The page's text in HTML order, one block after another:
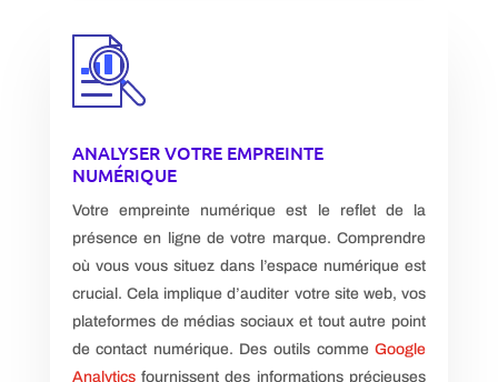
ANALYSER VOTRE EMPREINTE
NUMÉRIQUE
Votre empreinte numérique est le reflet de la
présence en ligne de votre marque. Comprendre
où vous vous situez dans l’espace numérique est
crucial. Cela implique d’auditer votre site web, vos
plateformes de médias sociaux et tout autre point
de contact numérique. Des outils commeGoogle
Analyticsfournissent des informations précieuses